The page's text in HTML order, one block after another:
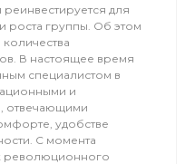
реинвестируется для
роста группы. Об этом
количества
В настоящее время
специалистом в
и
отвечающими
удобстве
С момента
революционного